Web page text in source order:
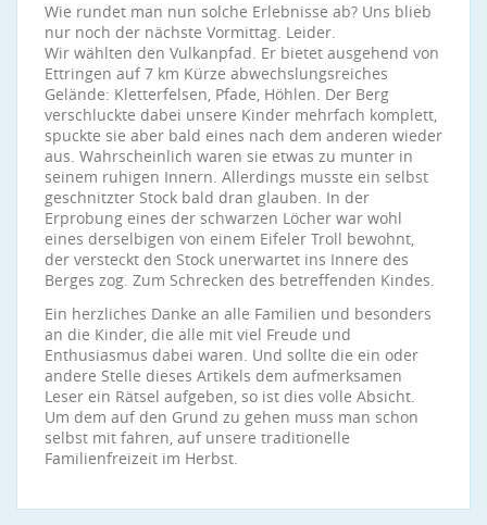
Wie rundet man nun solche Erlebnisse ab? Uns blieb
nur noch der nächste Vormittag. Leider.
Wir wählten den Vulkanpfad. Er bietet ausgehend von
Ettringen auf 7 km Kürze abwechslungsreiches
Gelände: Kletterfelsen, Pfade, Höhlen. Der Berg
verschluckte dabei unsere Kinder mehrfach komplett,
spuckte sie aber bald eines nach dem anderen wieder
aus. Wahrscheinlich waren sie etwas zu munter in
seinem ruhigen Innern. Allerdings musste ein selbst
geschnitzter Stock bald dran glauben. In der
Erprobung eines der schwarzen Löcher war wohl
eines derselbigen von einem Eifeler Troll bewohnt,
der versteckt den Stock unerwartet ins Innere des
Berges zog. Zum Schrecken des betreffenden Kindes.
Ein herzliches Danke an alle Familien und besonders
an die Kinder, die alle mit viel Freude und
Enthusiasmus dabei waren. Und sollte die ein oder
andere Stelle dieses Artikels dem aufmerksamen
Leser ein Rätsel aufgeben, so ist dies volle Absicht.
Um dem auf den Grund zu gehen muss man schon
selbst mit fahren, auf unsere traditionelle
Familienfreizeit im Herbst.